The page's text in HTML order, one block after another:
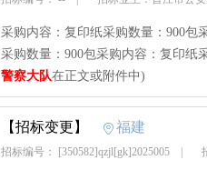
采购内容：复印纸采购数量：900包
采购数量：900包采购内容：复印纸
警察大队在正文或附件中)
【招标变更】 福建
招标编号： [350582]qzjl[gk]2025005